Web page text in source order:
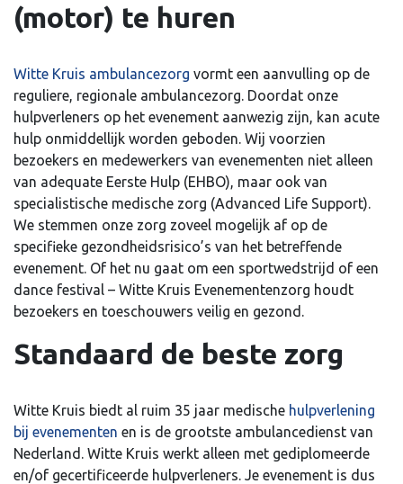
(motor) te huren
Witte Kruis ambulancezorg vormt een aanvulling op de
reguliere, regionale ambulancezorg. Doordat onze
hulpverleners op het evenement aanwezig zijn, kan acute
hulp onmiddellijk worden geboden. Wij voorzien
bezoekers en medewerkers van evenementen niet alleen
van adequate Eerste Hulp (EHBO), maar ook van
specialistische medische zorg (Advanced Life Support).
We stemmen onze zorg zoveel mogelijk af op de
specifieke gezondheidsrisico’s van het betreffende
evenement. Of het nu gaat om een sportwedstrijd of een
dance festival – Witte Kruis Evenementenzorg houdt
bezoekers en toeschouwers veilig en gezond.
Standaard de beste zorg
Witte Kruis biedt al ruim 35 jaar medische hulpverlening
bij evenementen en is de grootste ambulancedienst van
Nederland. Witte Kruis werkt alleen met gediplomeerde
en/of gecertificeerde hulpverleners. Je evenement is dus